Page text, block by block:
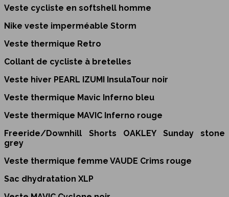
Veste cycliste en softshell homme
Nike veste imperméable Storm
Veste thermique Retro
Collant de cycliste à bretelles
Veste hiver PEARL IZUMI InsulaTour noir
Veste thermique Mavic Inferno bleu
Veste thermique MAVIC Inferno rouge
Freeride/Downhill Shorts OAKLEY Sunday stone
grey
Veste thermique femme VAUDE Crims rouge
Sac dhydratation XLP